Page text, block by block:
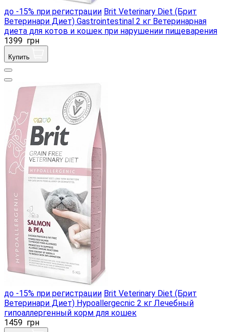
до -15% при регистрации Brit Veterinary Diet (Брит
Ветеринари Диет) Gastrointestinal 2 кг Ветеринарная
диета для котов и кошек при нарушении пищеварения
1399 грн
Купить
до -15% при регистрации Brit Veterinary Diet (Брит
Ветеринари Диет) Hypoallergecnic 2 кг Лечебный
гипоаллергенный корм для кошек
1459 грн